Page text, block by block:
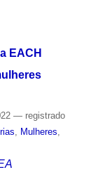
EACH
— registrado
, Mulheres,